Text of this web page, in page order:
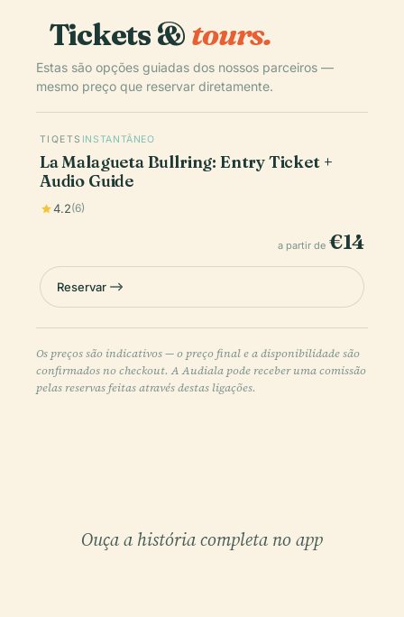
Tickets &tours.
Estas são opções guiadas dos nossos parceiros —
mesmo preço que reservar diretamente.
TIQETS INSTANTÂNEO
La Malagueta Bullring: Entry Ticket +
Audio Guide
4.2(6)
a partir de €14
Reservar
Os preços são indicativos — o preço final e a disponibilidade são
confirmados no checkout. A Audiala pode receber uma comissão
pelas reservas feitas através destas ligações.
Ouça a história completa no app